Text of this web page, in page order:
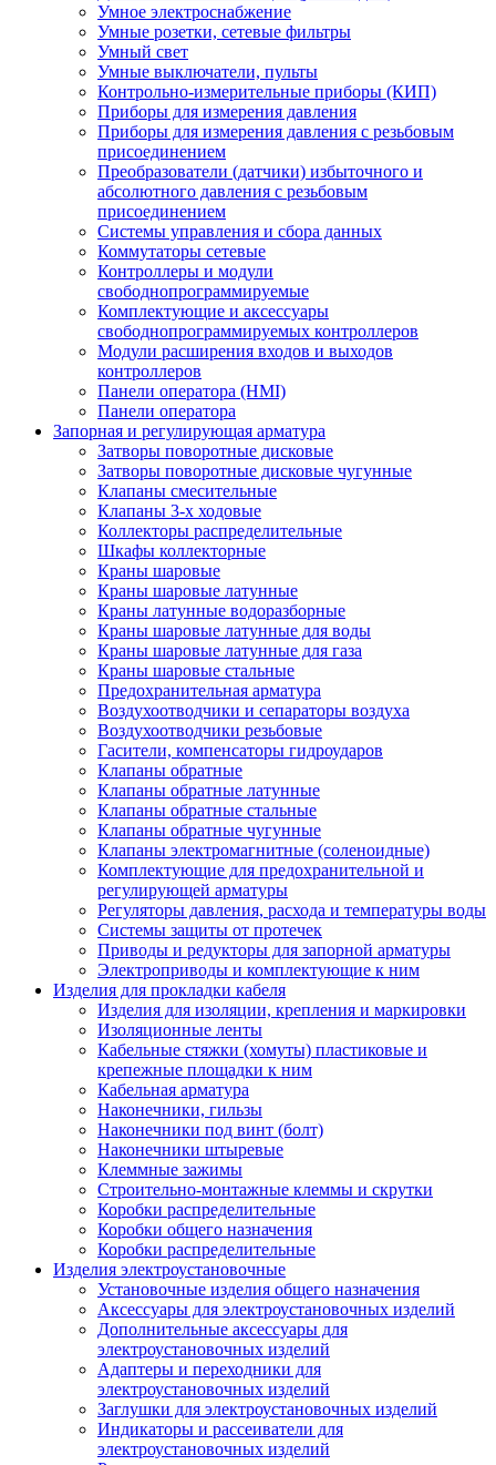
Умное электроснабжение
Умные розетки, сетевые фильтры
Умный свет
Умные выключатели, пульты
Контрольно-измерительные приборы (КИП)
Приборы для измерения давления
Приборы для измерения давления с резьбовым
присоединением
Преобразователи (датчики) избыточного и
абсолютного давления с резьбовым
присоединением
Системы управления и сбора данных
Коммутаторы сетевые
Контроллеры и модули
свободнопрограммируемые
Комплектующие и аксессуары
свободнопрограммируемых контроллеров
Модули расширения входов и выходов
контроллеров
Панели оператора (HMI)
Панели оператора
Запорная и регулирующая арматура
Затворы поворотные дисковые
Затворы поворотные дисковые чугунные
Клапаны смесительные
Клапаны 3-х ходовые
Коллекторы распределительные
Шкафы коллекторные
Краны шаровые
Краны шаровые латунные
Краны латунные водоразборные
Краны шаровые латунные для воды
Краны шаровые латунные для газа
Краны шаровые стальные
Предохранительная арматура
Воздухоотводчики и сепараторы воздуха
Воздухоотводчики резьбовые
Гасители, компенсаторы гидроударов
Клапаны обратные
Клапаны обратные латунные
Клапаны обратные стальные
Клапаны обратные чугунные
Клапаны электромагнитные (соленоидные)
Комплектующие для предохранительной и
регулирующей арматуры
Регуляторы давления, расхода и температуры воды
Системы защиты от протечек
Приводы и редукторы для запорной арматуры
Электроприводы и комплектующие к ним
Изделия для прокладки кабеля
Изделия для изоляции, крепления и маркировки
Изоляционные ленты
Кабельные стяжки (хомуты) пластиковые и
крепежные площадки к ним
Кабельная арматура
Наконечники, гильзы
Наконечники под винт (болт)
Наконечники штыревые
Клеммные зажимы
Строительно-монтажные клеммы и скрутки
Коробки распределительные
Коробки общего назначения
Коробки распределительные
Изделия электроустановочные
Установочные изделия общего назначения
Аксессуары для электроустановочных изделий
Дополнительные аксессуары для
электроустановочных изделий
Адаптеры и переходники для
электроустановочных изделий
Заглушки для электроустановочных изделий
Индикаторы и рассеиватели для
электроустановочных изделий